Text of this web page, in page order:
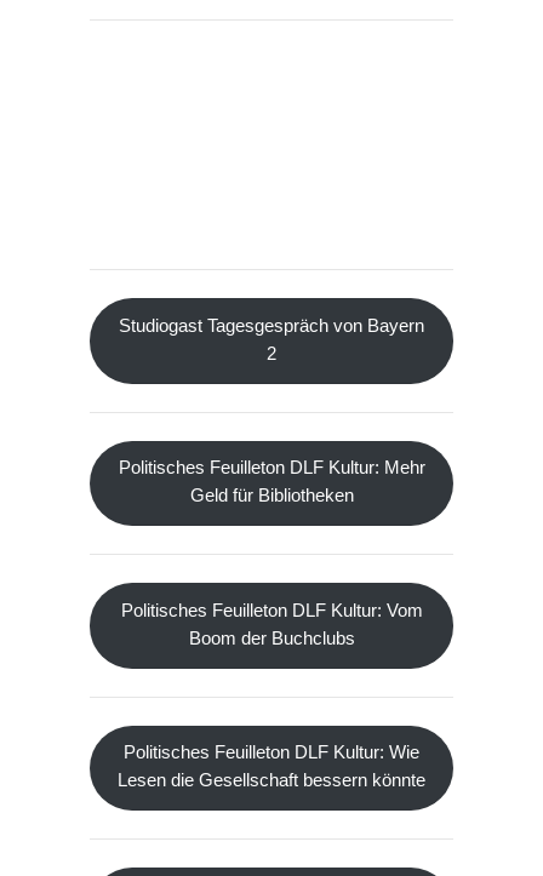
Studiogast Tagesgespräch von Bayern
2
Politisches Feuilleton DLF Kultur: Mehr
Geld für Bibliotheken
Politisches Feuilleton DLF Kultur: Vom
Boom der Buchclubs
Politisches Feuilleton DLF Kultur: Wie
Lesen die Gesellschaft bessern könnte